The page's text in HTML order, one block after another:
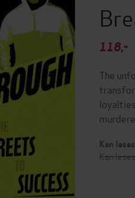
118,-
The
Kan
Kan